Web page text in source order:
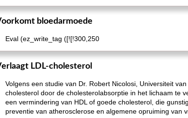
bloedarmoede
Eval (ez_write_tag ([![!300,250
LDL-cholesterol
Volgens een studie van Dr. Robert Nicolosi, Universiteit
cholesterol door de cholesterolabsorptie in het lichaam te
een vermindering van HDL of goede cholesterol, die
preventie van atherosclerose en algemene opruiming van